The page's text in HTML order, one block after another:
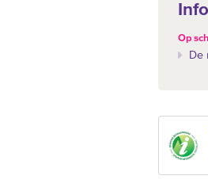
Op
De